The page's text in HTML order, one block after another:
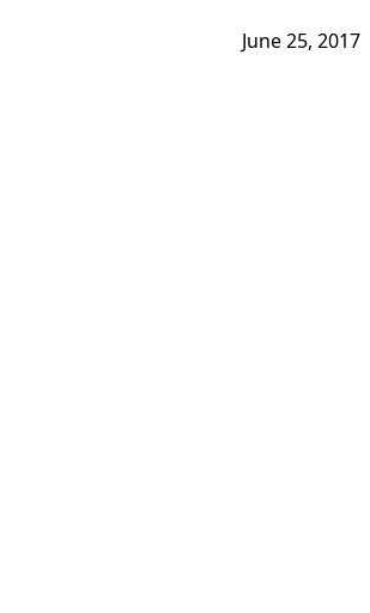
June 25, 2017